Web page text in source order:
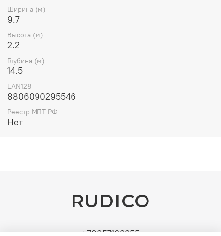
Назначение: клиентские ПК
Ширина (м)
9.7
Высота (м)
2.2
Глубина (м)
14.5
EAN128
8806090295546
Реестр МПТ РФ
Нет
+79857163355
RUDICO